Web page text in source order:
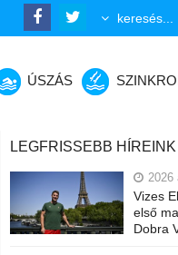
ÚSZÁS
LEGFRISSEBB HÍREINK
2026
Vizes
első
Dobra